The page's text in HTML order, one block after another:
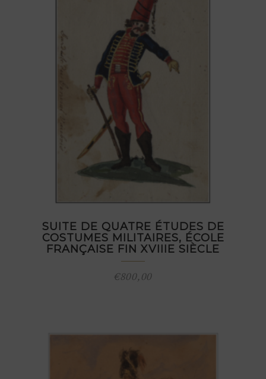
SUITE DE QUATRE ÉTUDES DE
COSTUMES MILITAIRES, ÉCOLE
FRANÇAISE FIN XVIIIE SIÈCLE
€800,00